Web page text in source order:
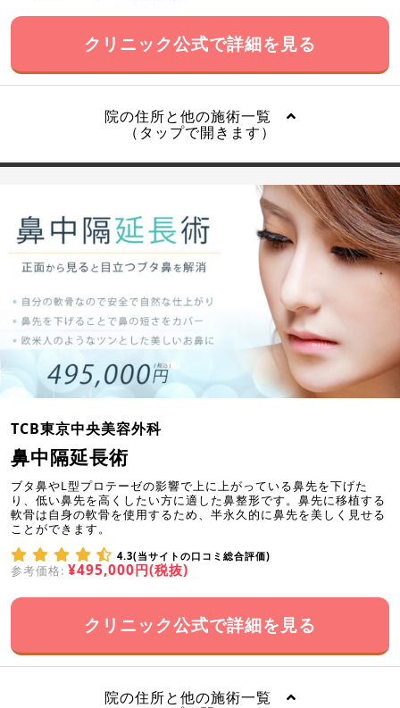
クリニック公式で詳細を見る
院の住所と他の施術一覧
（タップで開きます）
TCB東京中央美容外科
鼻中隔延長術
ブタ鼻やL型プロテーゼの影響で上に上がっている鼻先を下げた
り、低い鼻先を高くしたい方に適した鼻整形です。鼻先に移植する
軟骨は自身の軟骨を使用するため、半永久的に鼻先を美しく見せる
ことができます。
4.3(当サイトの口コミ総合評価)
参考価格: ¥495,000円(税抜)
クリニック公式で詳細を見る
院の住所と他の施術一覧